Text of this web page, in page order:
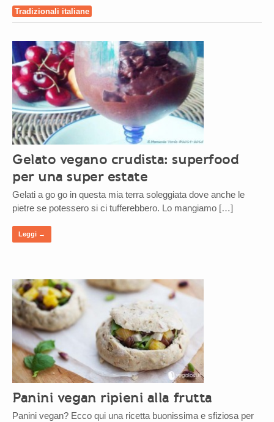
Tradizionali italiane
Gelato vegano crudista: superfood
per una super estate
Gelati a go go in questa mia terra soleggiata dove anche le
pietre se potessero si ci tufferebbero. Lo mangiamo […]
Leggi →
Panini vegan ripieni alla frutta
Panini vegan? Ecco qui una ricetta buonissima e sfiziosa per